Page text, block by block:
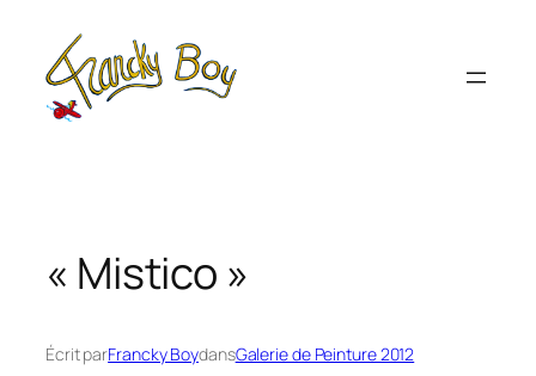
contenu
« Mistico »
Écrit parFrancky BoydansGalerie de Peinture 2012